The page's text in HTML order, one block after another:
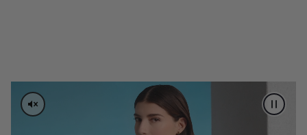
PAUSE